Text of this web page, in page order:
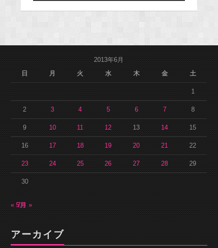
2013年6月
日
月 火 水 木 金 土
1
2 3 4 5 6 7 8
9 10 11 12 13 14 15
16 17 18 19 20 21 22
23 24 25 26 27 28 29
30
« 5月7月 »
アーカイブ